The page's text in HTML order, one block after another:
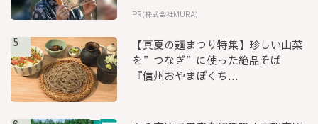
PR(株式会社MURA)
5
【真夏の麺まつり特集】珍しい山菜
を”つなぎ”に使った絶品そば
『信州おやまぼくち...